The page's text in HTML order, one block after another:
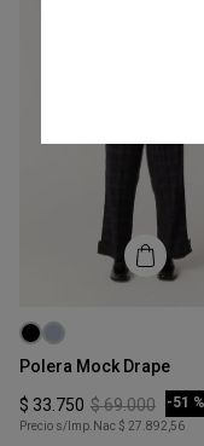
S
Polera Mock Drape
$ 33 750 $69.000 -51 %
Precio s/Imp.Nac $ 27.892,56